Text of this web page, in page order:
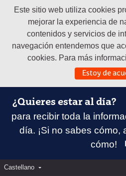
Este sitio web utiliza cookies
mejorar la experiencia de
contenidos y servicios de
navegación entendemos que
cookies. Para más
Estoy de
¿Quieres estar al día?
para recibir toda la
día. ¡Si no sabes cómo,
cómo!
Castellano Elegir el idioma